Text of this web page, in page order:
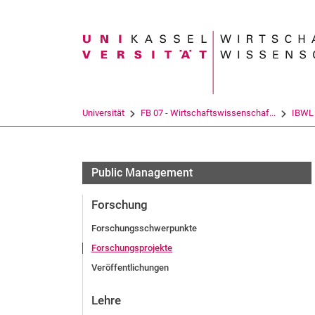
Suchbegriff
Universität FB 07 - Wirtschaftswissenschaf... IBWL
Public Management
Forschung
Forschungsschwerpunkte
Forschungsprojekte
Veröffentlichungen
Lehre